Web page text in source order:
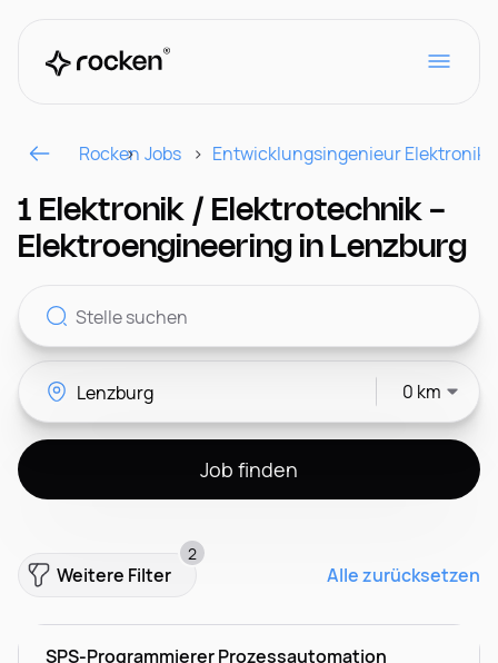
Für Arbeitgeber
Kontakt
CH
Rocken Jobs Entwicklungsingenieur
1 Elektronik / Elektrotechnik -
Elektroengineering in Lenzburg
0 km
Job finden
Weitere Filter
2
Alle zurücksetzen
SPS-Programmierer Prozessautomation